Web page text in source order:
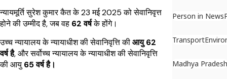
न्यायमूर्ति सुरेश कुमार कैत के 23 मई 2025 को सेवानिवृत्त
होने की उम्मीद है, जब वह 62 वर्षके होंगे।
उच्च न्यायालय के न्यायाधीश की सेवानिवृत्ति कीआयु 62
वर्ष है, और सर्वोच्च न्यायालय के न्यायाधीश की सेवानिवृत्ति
की आयु65 वर्ष है।
Person in News
Transport
Madhya Pradesh